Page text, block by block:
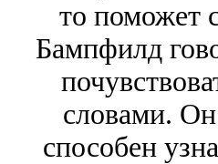
то поможет
Бампфилд
словами. Он
способен